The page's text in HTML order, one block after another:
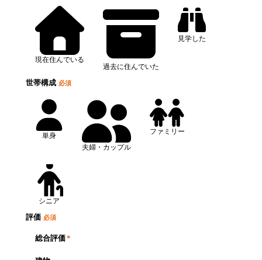
現在住んでいる
過去に住んでいた
見学した
世帯構成 必須
単身
夫婦・カップル
ファミリー
シニア
評価 必須
総合評価*